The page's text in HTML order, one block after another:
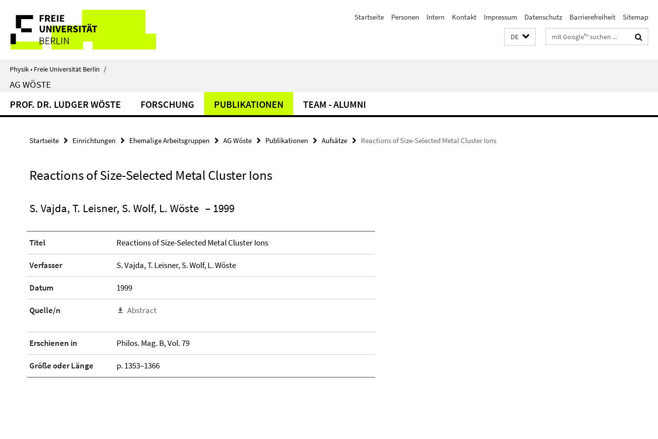
direkt
Inhalt
Service-
Navigation
Startseite Personen Intern Kontakt Impressum Datenschutz Barrierefreiheit Sitemap
DE Suchbegriffe
Physik • Freie Universität Berlin /
AG WÖSTE
PROF. DR. LUDGER WÖSTE FORSCHUNG PUBLIKATIONEN TEAM - ALUMNI
Startseite Einrichtungen Ehemalige Arbeitsgruppen AG Wöste Publikationen Aufsätze Reactions of Size-Selected Metal Cluster Ions
Reactions of Size-Selected Metal Cluster Ions
S. Vajda, T. Leisner, S. Wolf, L. Wöste – 1999
Titel Reactions of Size-Selected Metal Cluster Ions
Verfasser S. Vajda, T. Leisner, S. Wolf, L. Wöste
Datum 1999
Quelle/n Abstract
Erschienen in Philos. Mag. B, Vol. 79
Größe oder Länge p. 1353–1366